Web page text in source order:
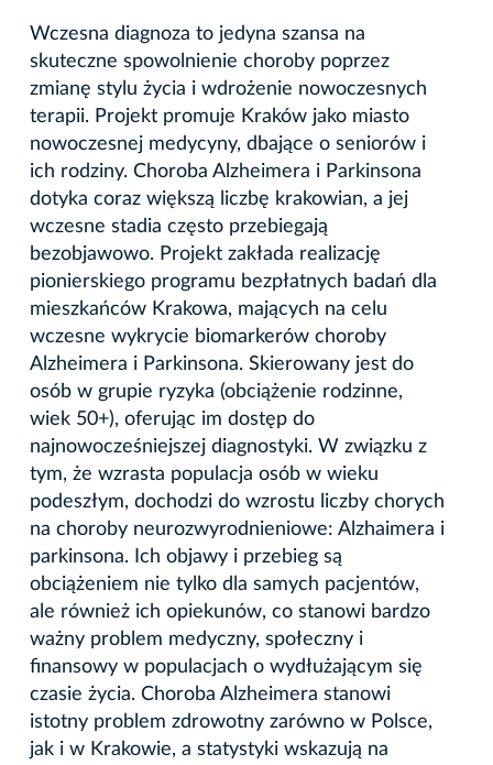
Wczesna diagnoza to jedyna szansa na
skuteczne spowolnienie choroby poprzez
zmianę stylu życia i wdrożenie nowoczesnych
terapii. Projekt promuje Kraków jako miasto
nowoczesnej medycyny, dbające o seniorów i
ich rodziny. Choroba Alzheimera i Parkinsona
dotyka coraz większą liczbę krakowian, a jej
wczesne stadia często przebiegają
bezobjawowo. Projekt zakłada realizację
pionierskiego programu bezpłatnych badań dla
mieszkańców Krakowa, mających na celu
wczesne wykrycie biomarkerów choroby
Alzheimera i Parkinsona. Skierowany jest do
osób w grupie ryzyka (obciążenie rodzinne,
wiek 50+), oferując im dostęp do
najnowocześniejszej diagnostyki. W związku z
tym, że wzrasta populacja osób w wieku
podeszłym, dochodzi do wzrostu liczby chorych
na choroby neurozwyrodnieniowe: Alzhaimera i
parkinsona. Ich objawy i przebieg są
obciążeniem nie tylko dla samych pacjentów,
ale również ich opiekunów, co stanowi bardzo
ważny problem medyczny, społeczny i
finansowy w populacjach o wydłużającym się
czasie życia. Choroba Alzheimera stanowi
istotny problem zdrowotny zarówno w Polsce,
jak i w Krakowie, a statystyki wskazują na